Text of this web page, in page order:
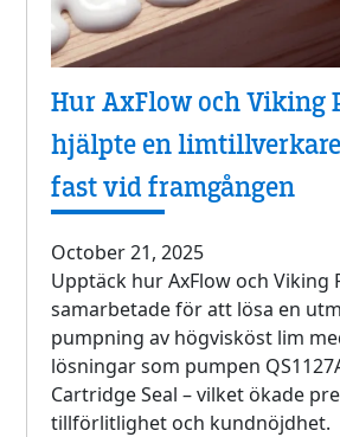
Hur AxFlow och Viking
hjälpte en
fast vid framgången
October 21, 2025
Upptäck hur AxFlow och Viking
samarbetade för att lösa en
pumpning av högvisköst lim
lösningar som pumpen
Cartridge Seal – vilket ökade
tillförlitlighet och kundnöjdhet.